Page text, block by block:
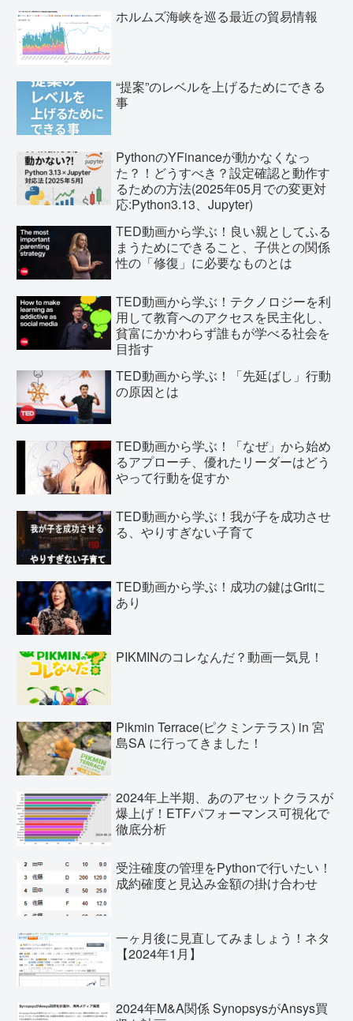
ホルムズ海峡を巡る最近の貿易情報
“提案”のレベルを上げるためにできる
事
PythonのYFinanceが動かなくなっ
た？！どうすべき？設定確認と動作す
るための方法(2025年05月での変更対
応:Python3.13、Jupyter)
TED動画から学ぶ！良い親としてふる
まうためにできること、子供との関係
性の「修復」に必要なものとは
TED動画から学ぶ！テクノロジーを利
用して教育へのアクセスを民主化し、
貧富にかかわらず誰もが学べる社会を
目指す
TED動画から学ぶ！「先延ばし」行動
の原因とは
TED動画から学ぶ！「なぜ」から始め
るアプローチ、優れたリーダーはどう
やって行動を促すか
TED動画から学ぶ！我が子を成功させ
る、やりすぎない子育て
TED動画から学ぶ！成功の鍵はGritに
あり
PIKMINのコレなんだ？動画一気見！
Pikmin Terrace(ピクミンテラス) in 宮
島SA に行ってきました！
2024年上半期、あのアセットクラスが
爆上げ！ETFパフォーマンス可視化で
徹底分析
受注確度の管理をPythonで行いたい！
成約確度と見込み金額の掛け合わせ
一ヶ月後に見直してみましょう！ネタ
【2024年1月】
2024年M&A関係 SynopsysがAnsys買